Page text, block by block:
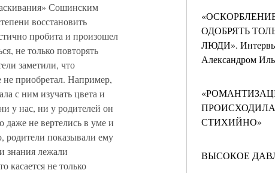
ОДОБРЯТЬ
ЛЮДИ».
Александром
СТИХИЙНО»
ВЫСОКОЕ
Сошинским
восстановить
пробита и произошел
не только повторять
заметили, что
приобретал. Например,
с ним изучать цвета и
у нас, ни у родителей он
не вертелись в уме и
показывали ему
знания лежали
не только